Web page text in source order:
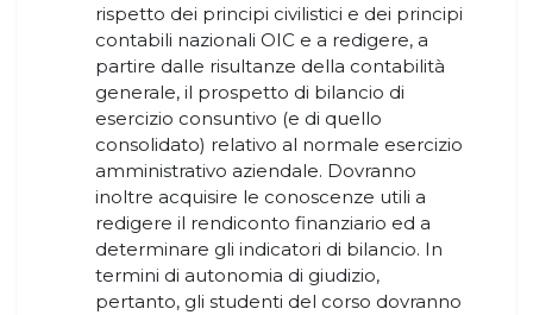
rispetto dei principi civilistici e dei principi
contabili nazionali OIC e a redigere, a
partire dalle risultanze della contabilità
generale, il prospetto di bilancio di
esercizio consuntivo (e di quello
consolidato) relativo al normale esercizio
amministrativo aziendale. Dovranno
inoltre acquisire le conoscenze utili a
redigere il rendiconto finanziario ed a
determinare gli indicatori di bilancio. In
termini di autonomia di giudizio,
pertanto, gli studenti del corso dovranno